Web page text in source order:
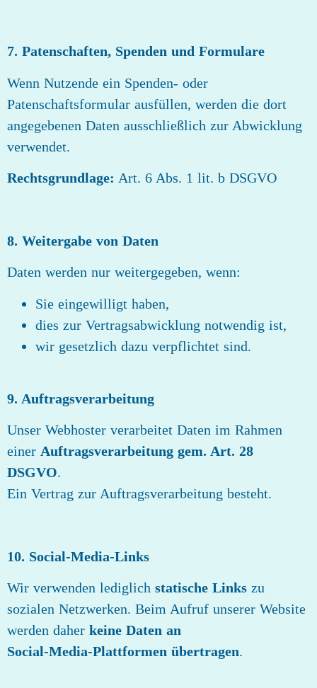
7. Patenschaften, Spenden und Formulare
Wenn Nutzende ein Spenden‑ oder
Patenschaftsformular ausfüllen, werden die dort
angegebenen Daten ausschließlich zur Abwicklung
verwendet.
Rechtsgrundlage: Art. 6 Abs. 1 lit. b DSGVO
8. Weitergabe von Daten
Daten werden nur weitergegeben, wenn:
Sie eingewilligt haben,
dies zur Vertragsabwicklung notwendig ist,
wir gesetzlich dazu verpflichtet sind.
9. Auftragsverarbeitung
Unser Webhoster verarbeitet Daten im Rahmen
einer Auftragsverarbeitung gem. Art. 28
DSGVO.
Ein Vertrag zur Auftragsverarbeitung besteht.
10. Social‑Media‑Links
Wir verwenden lediglich statische Links zu
sozialen Netzwerken. Beim Aufruf unserer Website
werden daher keine Daten an
Social‑Media‑Plattformen übertragen.